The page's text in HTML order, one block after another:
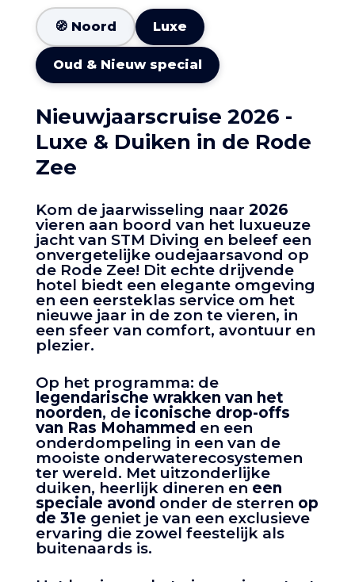
🧭 Noord Luxe
Oud & Nieuw special
Nieuwjaarscruise 2026 -
Luxe & Duiken in de Rode
Zee
Kom de jaarwisseling naar 2026
vieren aan boord van het luxueuze
jacht van STM Diving en beleef een
onvergetelijke oudejaarsavond op
de Rode Zee! Dit echte drijvende
hotel biedt een elegante omgeving
en een eersteklas service om het
nieuwe jaar in de zon te vieren, in
een sfeer van comfort, avontuur en
plezier.
Op het programma: de
legendarische wrakken van het
noorden, de iconische drop-offs
van Ras Mohammed en een
onderdompeling in een van de
mooiste onderwaterecosystemen
ter wereld. Met uitzonderlijke
duiken, heerlijk dineren en een
speciale avond onder de sterren op
de 31e geniet je van een exclusieve
ervaring die zowel feestelijk als
buitenaards is.